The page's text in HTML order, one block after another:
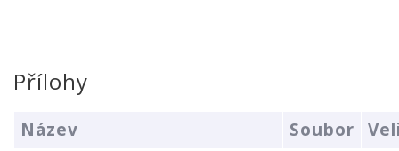
Přílohy
Název Soubor